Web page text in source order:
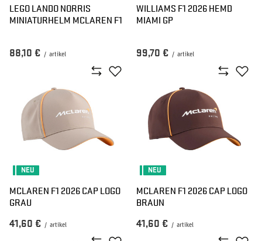
LEGO LANDO NORRIS
MINIATURHELM MCLAREN F1
88,10 € / artikel
WILLIAMS F1 2026 HEMD
MIAMI GP
99,70 € / artikel
NEU
MCLAREN F1 2026 CAP LOGO
GRAU
41,60 € / artikel
NEU
MCLAREN F1 2026 CAP LOGO
BRAUN
41,60 € / artikel